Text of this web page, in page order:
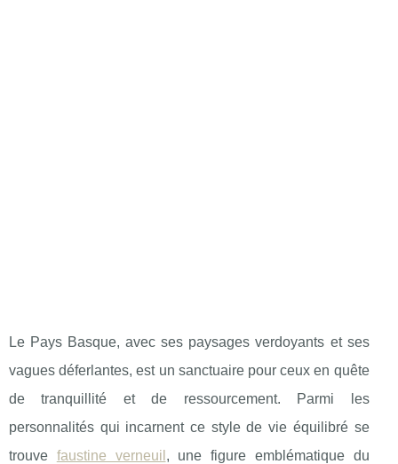
Le Pays Basque, avec ses paysages verdoyants et ses
vagues déferlantes, est un sanctuaire pour ceux en quête
de tranquillité et de ressourcement. Parmi les
personnalités qui incarnent ce style de vie équilibré se
trouve faustine verneuil , une figure emblématique du